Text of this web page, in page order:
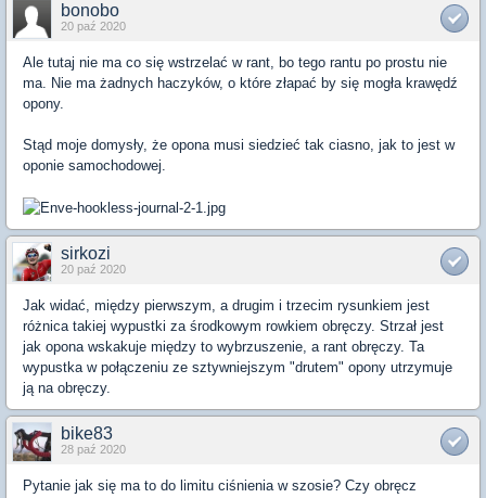
bonobo
20 paź 2020
Ale tutaj nie ma co się wstrzelać w rant, bo tego rantu po prostu nie
ma. Nie ma żadnych haczyków, o które złapać by się mogła krawędź
opony.
Stąd moje domysły, że opona musi siedzieć tak ciasno, jak to jest w
oponie samochodowej.
sirkozi
20 paź 2020
Jak widać, między pierwszym, a drugim i trzecim rysunkiem jest
różnica takiej wypustki za środkowym rowkiem obręczy. Strzał jest
jak opona wskakuje między to wybrzuszenie, a rant obręczy. Ta
wypustka w połączeniu ze sztywniejszym "drutem" opony utrzymuje
ją na obręczy.
bike83
28 paź 2020
Pytanie jak się ma to do limitu ciśnienia w szosie? Czy obręcz